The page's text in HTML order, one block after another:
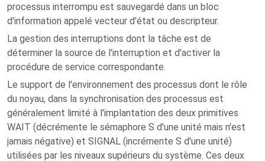
processus interrompu est sauvegardé dans un bloc
d'information appelé vecteur d'état ou descripteur.
La gestion des interruptions dont la tâche est de
déterminer la source de l'interruption et d'activer la
procédure de service correspondante.
Le support de l'environnement des processus dont le rôle
du noyau, dans la synchronisation des processus est
généralement limité à l'implantation des deux primitives
WAIT (décrémente le sémaphore S d'une unité mais n'est
jamais négative) et SIGNAL (incrémente S d'une unité)
utilisées par les niveaux supérieurs du système. Ces deux